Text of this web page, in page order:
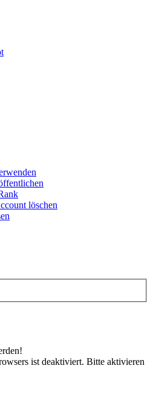
löschen
ist deaktiviert. Bitte aktivieren